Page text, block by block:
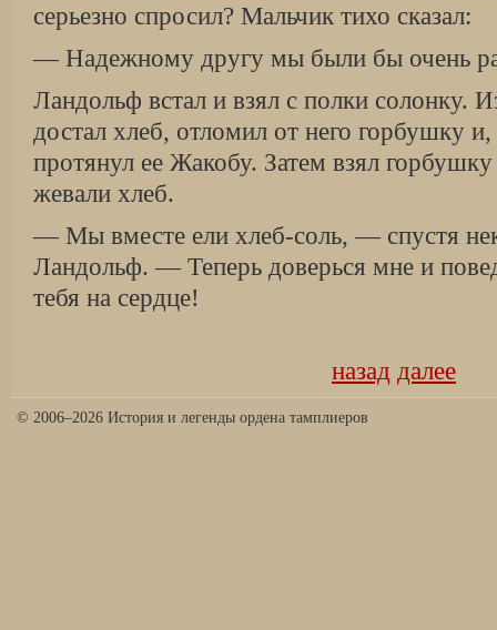
серьезно спросил? Мальчик тихо сказал:
— Надежному другу мы были бы очень
Ландольф встал и взял с полки солонку.
достал хлеб, отломил от него горбушку
протянул ее Жакобу. Затем взял
жевали хлеб.
— Мы вместе ели хлеб-соль, — спустя
Ландольф. — Теперь доверься мне и
тебя на сердце!
назад далее
© 2006–2026 История и легенды ордена тамплиеров